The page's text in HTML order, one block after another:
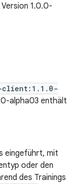
1.0.0-
client:1.1.0-
alpha03 enthält
eingeführt, mit
oder den
des Trainings